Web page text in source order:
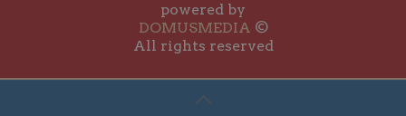
powered by
DOMUSMEDIA ©
All rights reserved